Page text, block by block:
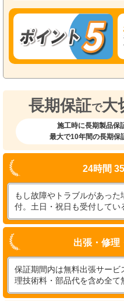
長期保証で大
施工時に長期製品保
最大で10年間の長期保
24時間
もし故障やトラブルがあっ
付。土日・祝日も受付してい
出張・修理
保証期間内は無料出張サー
理技術料・部品代を含め全て